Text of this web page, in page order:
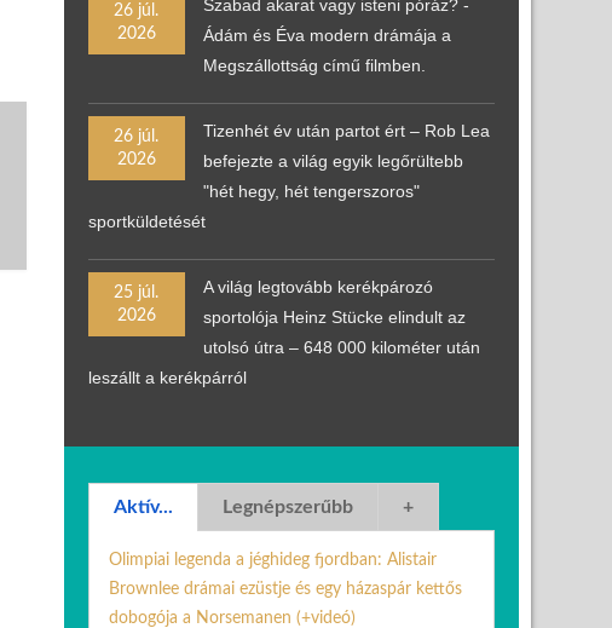
26 júl.
2026
Szabad akarat vagy isteni póráz? -
Ádám és Éva modern drámája a
Megszállottság című filmben.
26 júl.
2026
Tizenhét év után partot ért – Rob Lea
befejezte a világ egyik legőrültebb
"hét hegy, hét tengerszoros"
sportküldetését
25 júl.
2026
A világ legtovább kerékpározó
sportolója Heinz Stücke elindult az
utolsó útra – 648 000 kilométer után
leszállt a kerékpárról
Aktív... Legnépszerűbb +
Olimpiai legenda a jéghideg fjordban: Alistair
Brownlee drámai ezüstje és egy házaspár kettős
dobogója a Norsemanen (+videó)